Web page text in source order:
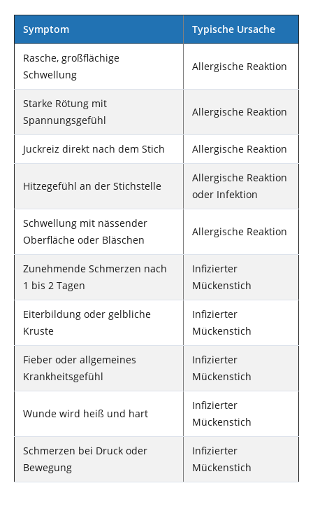
Symptom Typische Ursache
Rasche, großflächige
Schwellung
Allergische Reaktion
Starke Rötung mit
Spannungsgefühl
Allergische Reaktion
Juckreiz direkt nach dem Stich Allergische Reaktion
Hitzegefühl an der Stichstelle
Allergische Reaktion
oder Infektion
Schwellung mit nässender
Oberfläche oder Bläschen
Allergische Reaktion
Zunehmende Schmerzen nach
1 bis 2 Tagen
Infizierter
Mückenstich
Eiterbildung oder gelbliche
Kruste
Infizierter
Mückenstich
Fieber oder allgemeines
Krankheitsgefühl
Infizierter
Mückenstich
Wunde wird heiß und hart
Infizierter
Mückenstich
Schmerzen bei Druck oder
Bewegung
Infizierter
Mückenstich